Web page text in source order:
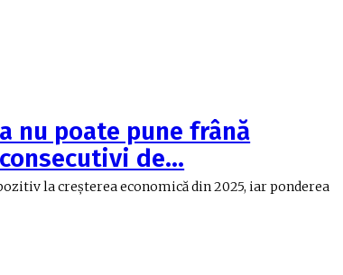
nu poate pune frână
de…
la creşterea economică din 2025, iar ponderea